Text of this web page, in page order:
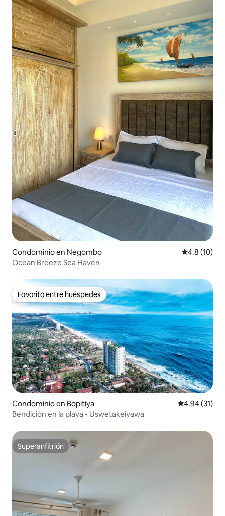
Condominio en Negombo Calificación
4.8 (10)
Ocean Breeze Sea Haven
Favorito entre huéspedes
Favorito entre huéspedes
Condominio en Bopitiya Calificación
4.94 (31)
Bendición en la playa - Uswetakeiyawa
Superanfitrión
Superanfitrión